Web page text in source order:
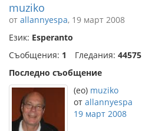
muziko
от allannyespa, 19 март 2008
Език: Esperanto
Съобщения: 1 Гледания: 44575
Последно съобщение
(eo) muziko
от allannyespa
19 март 2008